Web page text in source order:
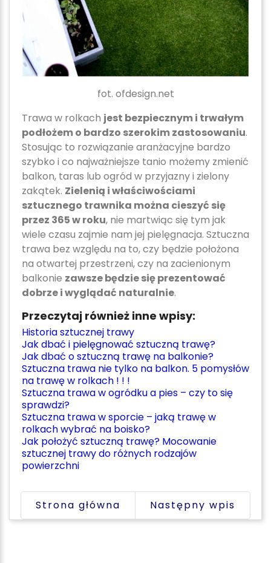
fot. ofdesign.net
Trawa w rolkach jest bezpiecznym i trwałym
podłożem o bardzo szerokim zastosowaniu.
Stosując to rozwiązanie aranżacyjne bardzo
szybko i co najważniejsze tanio możemy zmienić
balkon, taras lub ogród w przyjazny i zielony
zakątek. Zielenią i właściwościami
sztucznego trawnika można cieszyć się
przez 365 w roku, nie martwiąc się tym jak
wiele czasu zajmie nam jej pielęgnacja. Sztuczna
trawa bez względu na to, czy będzie położona
na otwartej przestrzeni, czy na zacienionym
balkonie zawsze będzie się prezentować
dobrze i wyglądać naturalnie.
Przeczytaj również inne wpisy:
Historia sztucznej trawy
Jak dbać i pielęgnować sztuczną trawę?
Jak dbać o sztuczną trawę na balkonie?
Sztuczna trawa nie tylko na balkon. 5 pomysłów
na trawę w rolkach ! ! !
Sztuczna trawa w ogródku a pies – czy to się
sprawdzi?
Sztuczna trawa w sporcie – jaką trawę w
rolkach wybrać na boisko?
Jak położyć sztuczną trawę? Mocowanie
sztucznej trawy do różnych rodzajów
powierzchni
Strona główna Następny wpis